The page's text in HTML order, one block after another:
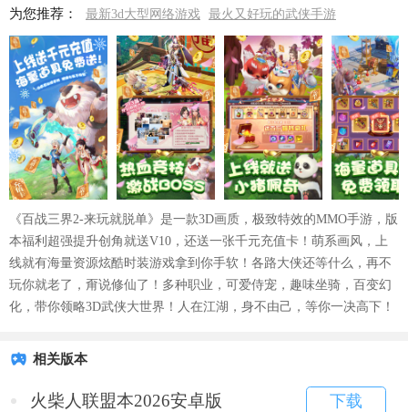
为您推荐： 最新3d大型网络游戏 最火又好玩的武侠手游
《百战三界2-来玩就脱单》是一款3D画质，极致特效的MMO手游，版
本福利超强提升创角就送V10，还送一张千元充值卡！萌系画风，上
线就有海量资源炫酷时装游戏拿到你手软！各路大侠还等什么，再不
玩你就老了，甭说修仙了！多种职业，可爱侍宠，趣味坐骑，百变幻
化，带你领略3D武侠大世界！人在江湖，身不由己，等你一决高下！
相关版本
火柴人联盟本2026安卓版 下载